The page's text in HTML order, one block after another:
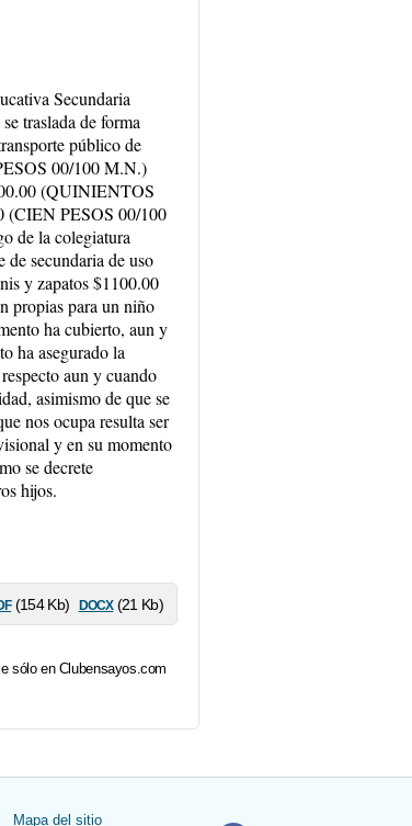
Secundaria
traslada de forma
público de
00/100 M.N.)
(QUINIENTOS
(CIEN PESOS 00/100
de la colegiatura
secundaria de uso
y zapatos $1100.00
propias para un niño
ha cubierto, aun y
ha asegurado la
aun y cuando
asimismo de que se
nos ocupa resulta ser
y en su momento
se decrete
hijos.
(154 Kb) docx(21 Kb)
sólo en Clubensayos.com
Mapa del sitio